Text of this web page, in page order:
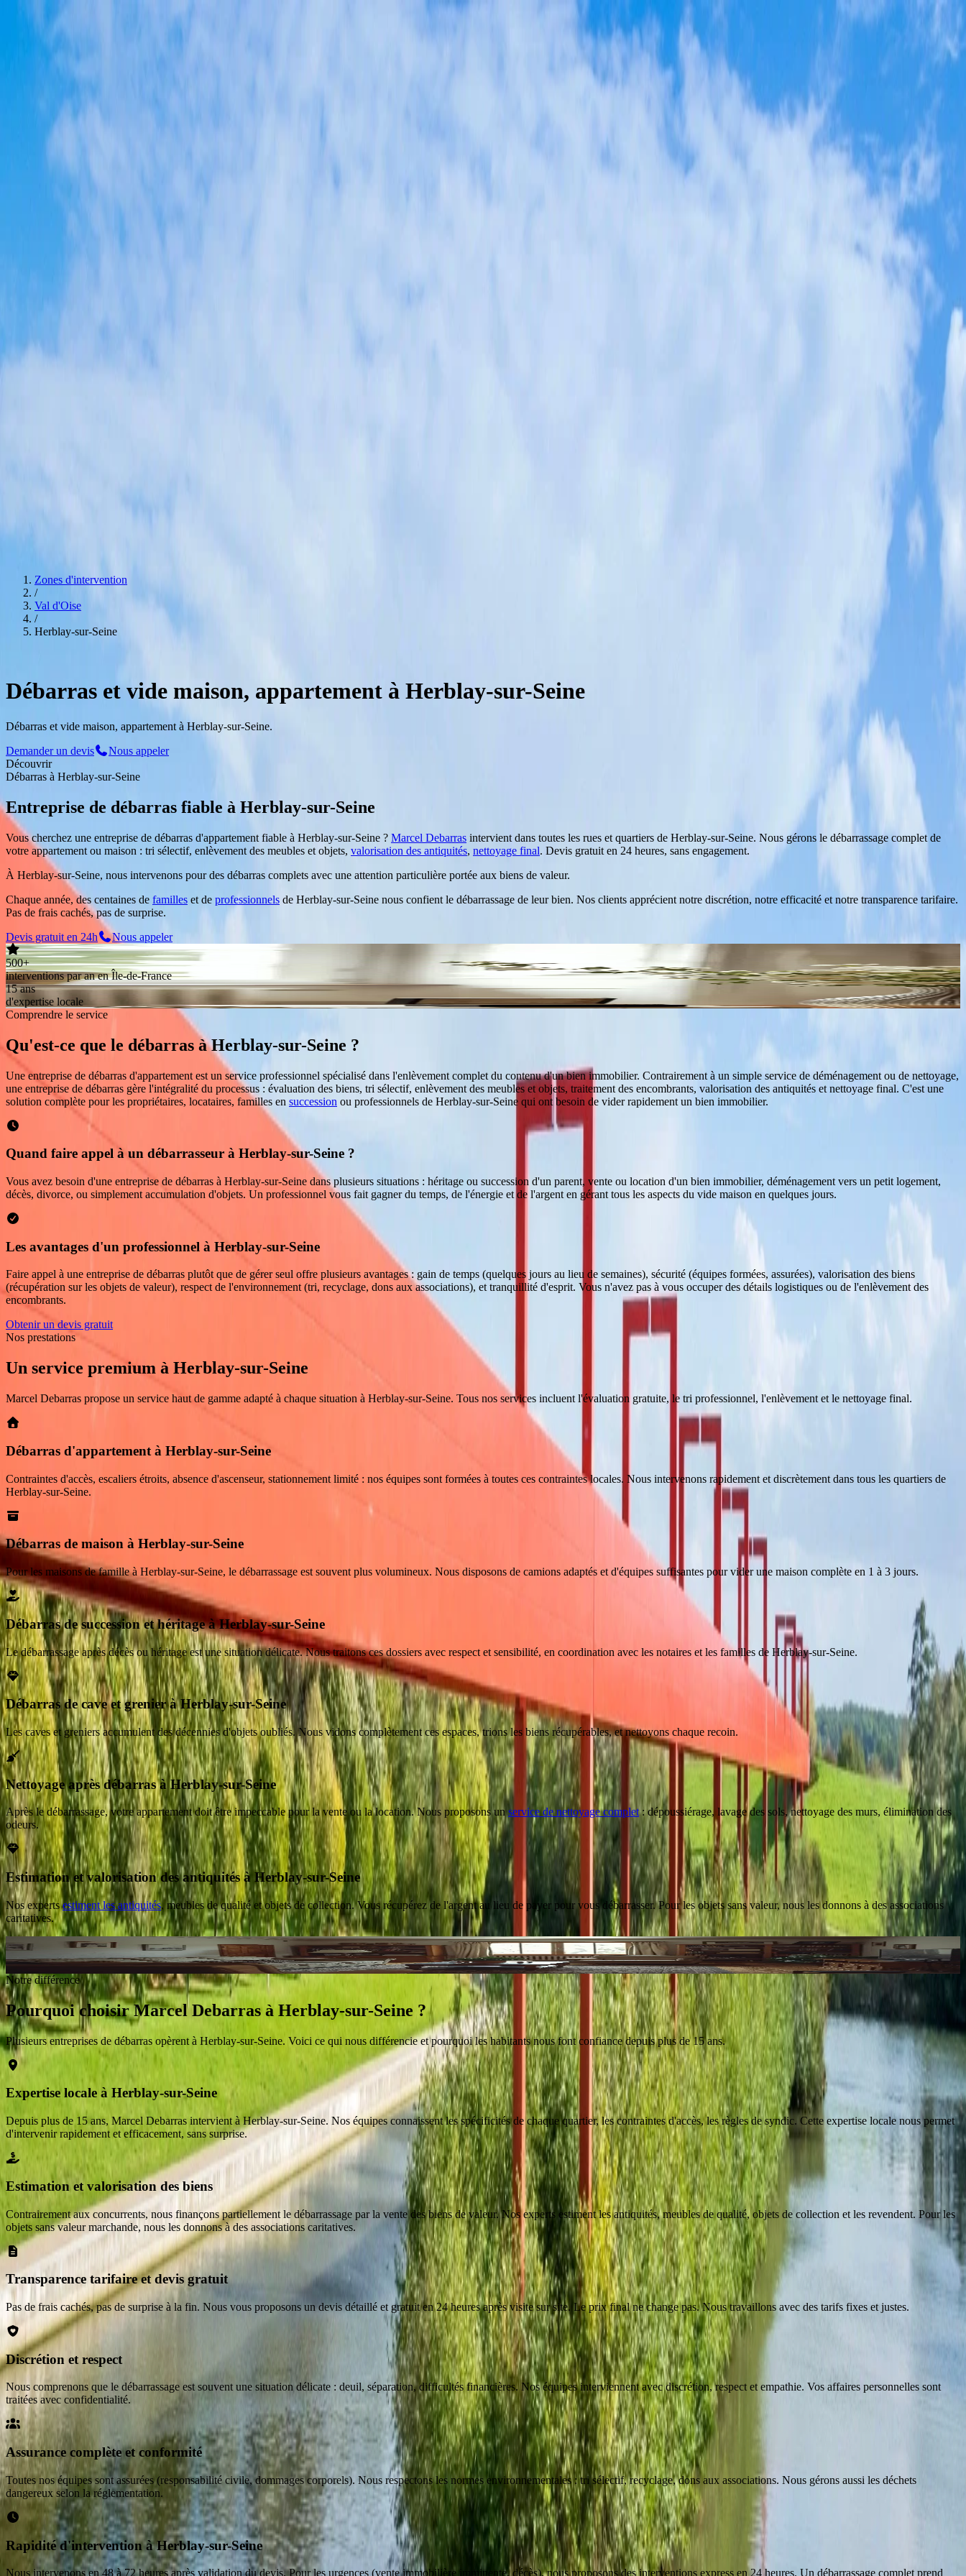
Hauts de Seine
Estimation bien immobilier
Zones d'intervention
/
Val d'Oise
/
Herblay-sur-Seine
Débarras et vide maison, appartement à Herblay-sur-Seine
Débarras et vide maison, appartement à Herblay-sur-Seine.
Demander un devis
Nous appeler
Découvrir
Débarras à Herblay-sur-Seine
Entreprise de débarras fiable à Herblay-sur-Seine
Vous cherchez une entreprise de débarras d'appartement fiable à Herblay-sur-Seine ? Marcel Debarras intervient dans toutes les rues et quartiers de Herblay-sur-Seine. Nous gérons le débarrassage complet de
votre appartement ou maison : tri sélectif, enlèvement des meubles et objets, valorisation des antiquités, nettoyage final. Devis gratuit en 24 heures, sans engagement.
À Herblay-sur-Seine, nous intervenons pour des débarras complets avec une attention particulière portée aux biens de valeur.
Chaque année, des centaines de familles et de professionnels de Herblay-sur-Seine nous confient le débarrassage de leur bien. Nos clients apprécient notre discrétion, notre efficacité et notre transparence tarifaire.
Pas de frais cachés, pas de surprise.
Devis gratuit en 24h
Nous appeler
500+
interventions par an en Île-de-France
15 ans
d'expertise locale
Comprendre le service
Qu'est-ce que le débarras à Herblay-sur-Seine ?
Une entreprise de débarras d'appartement est un service professionnel spécialisé dans l'enlèvement complet du contenu d'un bien immobilier. Contrairement à un simple service de déménagement ou de nettoyage,
une entreprise de débarras gère l'intégralité du processus : évaluation des biens, tri sélectif, enlèvement des meubles et objets, traitement des encombrants, valorisation des antiquités et nettoyage final. C'est une
solution complète pour les propriétaires, locataires, familles en succession ou professionnels de Herblay-sur-Seine qui ont besoin de vider rapidement un bien immobilier.
Quand faire appel à un débarrasseur à Herblay-sur-Seine ?
Vous avez besoin d'une entreprise de débarras à Herblay-sur-Seine dans plusieurs situations : héritage ou succession d'un parent, vente ou location d'un bien immobilier, déménagement vers un petit logement,
décès, divorce, ou simplement accumulation d'objets. Un professionnel vous fait gagner du temps, de l'énergie et de l'argent en gérant tous les aspects du vide maison en quelques jours.
Les avantages d'un professionnel à Herblay-sur-Seine
Faire appel à une entreprise de débarras plutôt que de gérer seul offre plusieurs avantages : gain de temps (quelques jours au lieu de semaines), sécurité (équipes formées, assurées), valorisation des biens
(récupération sur les objets de valeur), respect de l'environnement (tri, recyclage, dons aux associations), et tranquillité d'esprit. Vous n'avez pas à vous occuper des détails logistiques ou de l'enlèvement des
encombrants.
Obtenir un devis gratuit
Nos prestations
Un service premium à Herblay-sur-Seine
Marcel Debarras propose un service haut de gamme adapté à chaque situation à Herblay-sur-Seine. Tous nos services incluent l'évaluation gratuite, le tri professionnel, l'enlèvement et le nettoyage final.
Débarras d'appartement à Herblay-sur-Seine
Contraintes d'accès, escaliers étroits, absence d'ascenseur, stationnement limité : nos équipes sont formées à toutes ces contraintes locales. Nous intervenons rapidement et discrètement dans tous les quartiers de
Herblay-sur-Seine.
Débarras de maison à Herblay-sur-Seine
Pour les maisons de famille à Herblay-sur-Seine, le débarrassage est souvent plus volumineux. Nous disposons de camions adaptés et d'équipes suffisantes pour vider une maison complète en 1 à 3 jours.
Débarras de succession et héritage à Herblay-sur-Seine
Le débarrassage après décès ou héritage est une situation délicate. Nous traitons ces dossiers avec respect et sensibilité, en coordination avec les notaires et les familles de Herblay-sur-Seine.
Débarras de cave et grenier à Herblay-sur-Seine
Les caves et greniers accumulent des décennies d'objets oubliés. Nous vidons complètement ces espaces, trions les biens récupérables, et nettoyons chaque recoin.
Nettoyage après débarras à Herblay-sur-Seine
Après le débarrassage, votre appartement doit être impeccable pour la vente ou la location. Nous proposons unservice de nettoyage complet: dépoussiérage, lavage des sols, nettoyage des murs, élimination des
odeurs.
Estimation et valorisation des antiquités à Herblay-sur-Seine
Nos expertsestiment les antiquités, meubles de qualité et objets de collection. Vous récupérez de l'argent au lieu de payer pour vous débarrasser. Pour les objets sans valeur, nous les donnons à des associations
caritatives.
Intervention en 48 h après validation du devis à Herblay-sur-Seine
Demander un devis gratuit
Notre différence
Pourquoi choisir Marcel Debarrasà Herblay-sur-Seine ?
Plusieurs entreprises de débarras opèrent à Herblay-sur-Seine. Voici ce qui nous différencie et pourquoi les habitants nous font confiance depuis plus de 15 ans.
Expertise locale à Herblay-sur-Seine
Depuis plus de 15 ans, Marcel Debarras intervient à Herblay-sur-Seine. Nos équipes connaissent les spécificités de chaque quartier, les contraintes d'accès, les règles de syndic. Cette expertise locale nous permet
d'intervenir rapidement et efficacement, sans surprise.
Estimation et valorisation des biens
Contrairement aux concurrents, nous finançons partiellement le débarrassage par la vente des biens de valeur. Nos experts estiment les antiquités, meubles de qualité, objets de collection et les revendent. Pour les
objets sans valeur marchande, nous les donnons à des associations caritatives.
Transparence tarifaire et devis gratuit
Pas de frais cachés, pas de surprise à la fin. Nous vous proposons un devis détaillé et gratuit en 24 heures après visite sur site. Le prix final ne change pas. Nous travaillons avec des tarifs fixes et justes.
Discrétion et respect
Nous comprenons que le débarrassage est souvent une situation délicate : deuil, séparation, difficultés financières. Nos équipes interviennent avec discrétion, respect et empathie. Vos affaires personnelles sont
traitées avec confidentialité.
Assurance complète et conformité
Toutes nos équipes sont assurées (responsabilité civile, dommages corporels). Nous respectons les normes environnementales : tri sélectif, recyclage, dons aux associations. Nous gérons aussi les déchets
dangereux selon la réglementation.
Rapidité d'intervention à Herblay-sur-Seine
Nous intervenons en 48 à 72 heures après validation du devis. Pour les urgences (vente immobilière imminente, décès), nous proposons des interventions express en 24 heures. Un débarrassage complet prend